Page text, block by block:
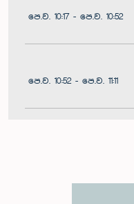
පෙ.ව. 10:17 - පෙ.ව. 10:52
පෙ.ව. 10:52 - පෙ.ව. 11:11